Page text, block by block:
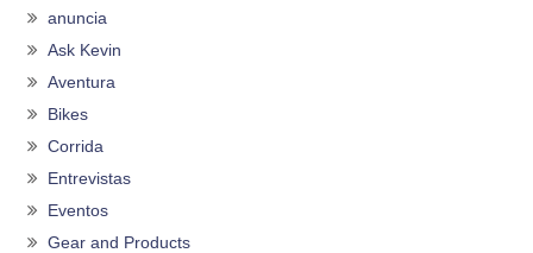
anuncia
Ask Kevin
Aventura
Bikes
Corrida
Entrevistas
Eventos
Gear and Products